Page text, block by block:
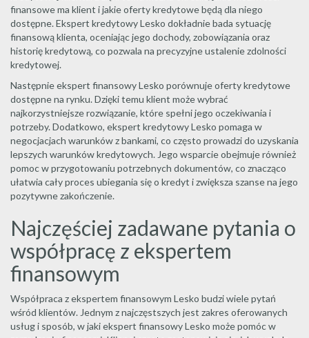
finansowe ma klient i jakie oferty kredytowe będą dla niego
dostępne. Ekspert kredytowy Lesko dokładnie bada sytuację
finansową klienta, oceniając jego dochody, zobowiązania oraz
historię kredytową, co pozwala na precyzyjne ustalenie zdolności
kredytowej.
Następnie ekspert finansowy Lesko porównuje oferty kredytowe
dostępne na rynku. Dzięki temu klient może wybrać
najkorzystniejsze rozwiązanie, które spełni jego oczekiwania i
potrzeby. Dodatkowo, ekspert kredytowy Lesko pomaga w
negocjacjach warunków z bankami, co często prowadzi do uzyskania
lepszych warunków kredytowych. Jego wsparcie obejmuje również
pomoc w przygotowaniu potrzebnych dokumentów, co znacząco
ułatwia cały proces ubiegania się o kredyt i zwiększa szanse na jego
pozytywne zakończenie.
Najczęściej zadawane pytania o
współpracę z ekspertem
finansowym
Współpraca z ekspertem finansowym Lesko budzi wiele pytań
wśród klientów. Jednym z najczęstszych jest zakres oferowanych
usług i sposób, w jaki ekspert finansowy Lesko może pomóc w